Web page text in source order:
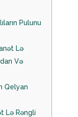
Pulunu
Lə
Və
Qelyan
Lə Rəngli